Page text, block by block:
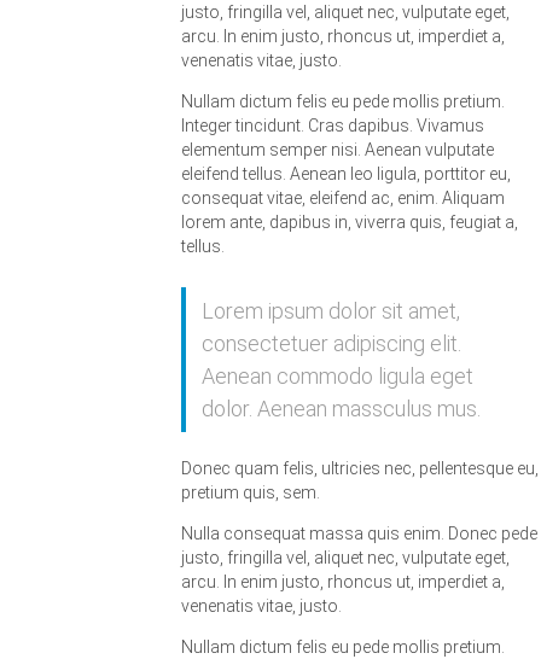
justo, fringilla vel, aliquet nec, vulputate eget,
arcu. In enim justo, rhoncus ut, imperdiet a,
venenatis vitae, justo.
Nullam dictum felis eu pede mollis pretium.
Integer tincidunt. Cras dapibus. Vivamus
elementum semper nisi. Aenean vulputate
eleifend tellus. Aenean leo ligula, porttitor eu,
consequat vitae, eleifend ac, enim. Aliquam
lorem ante, dapibus in, viverra quis, feugiat a,
tellus.
Lorem ipsum dolor sit amet,
consectetuer adipiscing elit.
Aenean commodo ligula eget
dolor. Aenean massculus mus.
Donec quam felis, ultricies nec, pellentesque eu,
pretium quis, sem.
Nulla consequat massa quis enim. Donec pede
justo, fringilla vel, aliquet nec, vulputate eget,
arcu. In enim justo, rhoncus ut, imperdiet a,
venenatis vitae, justo.
Nullam dictum felis eu pede mollis pretium.